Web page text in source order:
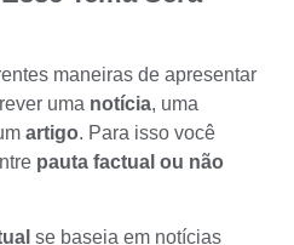
maneiras de apresentar
uma notícia, uma
artigo. Para isso você
pauta factual ou não
se baseia em notícias